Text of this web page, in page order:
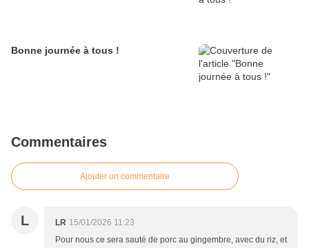
Bonne journée à tous !
Commentaires
Ajouter un commentaire
L LR 15/01/2026 11:23
Pour nous ce sera sauté de porc au gingembre, avec du riz, et